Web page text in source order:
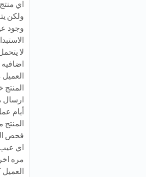
اي
ولكن
وجود
لا
أيام
المنتج
فحص
اي
مره